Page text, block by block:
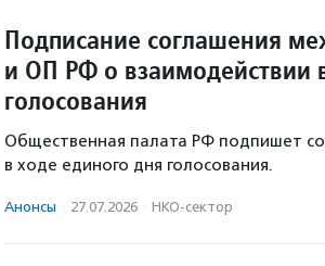
Подписание соглашения
и ОП РФ о взаимодействии
голосования
Общественная палата РФ подпишет
в ходе единого дня голосования.
Анонсы · 27.07.2026 · НКО-сектор